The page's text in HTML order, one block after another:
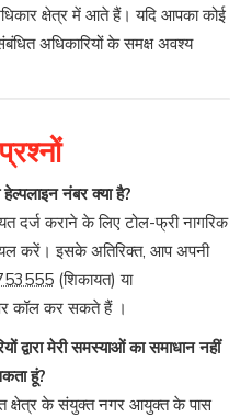
क्षेत्र में आते हैं। यदि आपका कोई
अधिकारियों के समक्ष अवश्य
नंबर क्या है?
दर्ज कराने के लिए टोल-फ्री नागरिक
करें। इसके अतिरिक्त, आप अपनी
(शिकायत) या
कॉल कर सकते हैं ।
द्वारा मेरी समस्याओं का समाधान नहीं
हूं?
क्षेत्र के संयुक्त नगर आयुक्त के पास